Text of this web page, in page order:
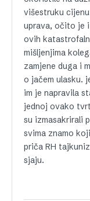
višestruku
uprava, očito je
ovih
mišljenjima
zamjene duga i
o jačem ulasku.
im je napravila
jednoj ovako
su izmasakrirali
svima znamo
priča RH
sjaju.